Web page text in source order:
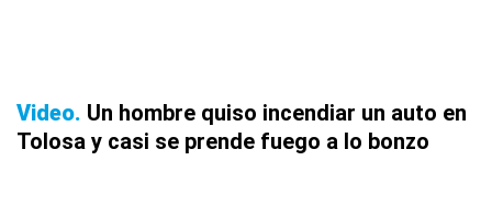
Video Un hombre quiso incendiar un auto en
Tolosa y casi se prende fuego a lo bonzo